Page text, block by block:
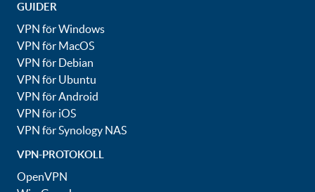
GUIDER
VPN för Windows
VPN för MacOS
VPN för Debian
VPN för Ubuntu
VPN för Android
VPN för iOS
VPN för Synology NAS
VPN-PROTOKOLL
OpenVPN